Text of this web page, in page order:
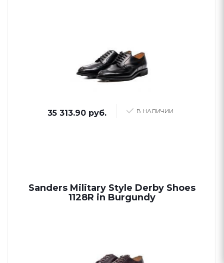
В НАЛИЧИИ
35 313.90 руб.
Sanders Military Style Derby Shoes
1128R in Burgundy